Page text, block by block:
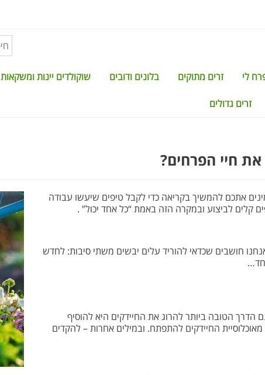
לי זרים מתוקים בלונים ודובים שוקולדים יינות ומשקאות
זרים גדולים
חיי הפרחים?
אתכם להמשיך בקריאה כדי לקבל טיפים שיעשו עבודה
קלים לביצוע ובמקרה הזה באמת “כל אחד יכול” .
חושבים שכדאי להוריד עלים יבשים משתי סיבות: לחדש
אמנם הדרך הטובה ביותר להרוג את החיידקים היא להוסיף
להחליף מים באגרטל לפחות כל 3 ימים כדי למנוע מאוכלוסיית החיידקים להתפתח. ובמילים אחרות – להקדים